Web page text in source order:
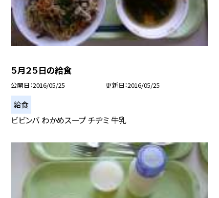
５月２５日の給食
公開日 2016/05/25 更新日 2016/05/25
給食
ビビンバ わかめスープ チヂミ 牛乳